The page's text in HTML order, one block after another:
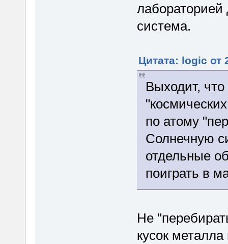
система.
Цитата: logic от
Выходит,
по атому
Солнечную
отдельные
поиграть в
Не
кусок